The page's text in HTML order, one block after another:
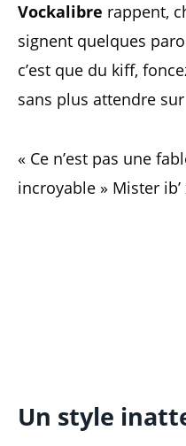
Vockalibre rappent,
signent quelques
c’est que du kiff,
sans plus attendre sur
« Ce n’est pas une
incroyable » Mister
Un style